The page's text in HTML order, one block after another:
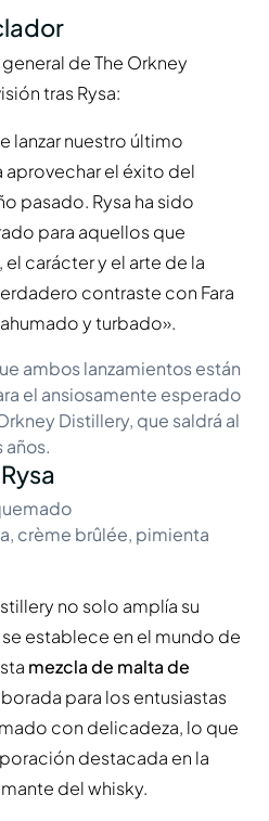
de The Orkney
tras Rysa:
lanzar nuestro último
aprovechar el éxito del
pasado. Rysa ha sido
para aquellos que
carácter y el arte de la
contraste con Fara
y turbado».
ambos lanzamientos están
el ansiosamente esperado
Distillery, que saldrá al
crème brûlée, pimienta
no solo amplía su
establece en el mundo de
mezcla de malta de
para los entusiastas
con delicadeza, lo que
destacada en la
del whisky.